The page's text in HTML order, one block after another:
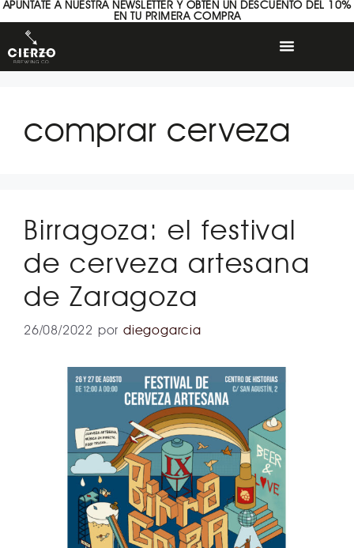
APÚNTATE A NUESTRA NEWSLETTER Y OBTÉN UN DESCUENTO DEL 10%
EN TU PRIMERA COMPRA
comprar cerveza
Birragoza: el festival
de cerveza artesana
de Zaragoza
26/08/2022 pordiegogarcia